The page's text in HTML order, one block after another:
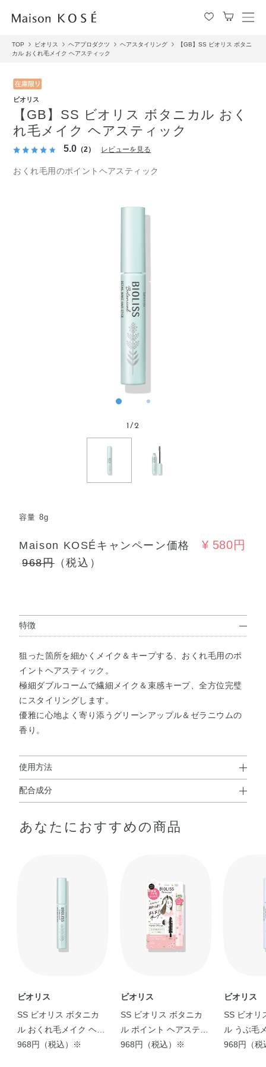
メ
ュ
TOP ビオリス ヘアプロダクツ ヘアスタイリング
【GB】SS ビオリス ボタニ
カル おくれ毛メイク ヘアスティック
ビオリス
【GB】SS ビオリス ボタニカル おく
れ毛メイク ヘアスティック
5.0 （2） レビューを見る
おくれ毛用のポイントヘアスティック
1/2
容量 8g
Maison KOSÉキャンペーン価格 ¥ 580円
968円（税込）
特徴
狙った箇所を細かくメイク＆キープする、おくれ毛用のポ
イントヘアスティック。
極細ダブルコームで繊細メイク＆束感キープ、全方位完璧
にスタイリングします。
優雅に心地よく寄り添うグリーンアップル＆ゼラニウムの
香り。
使用方法
使用方法
おくれ毛やスタイルくずれが気になる部分にブラシをなで
つけるようにして、髪に塗布し、スタイルをととのえてく
配合成分
ピノサ核油・アルテア根エキス・スイゼンジノリ多糖体・
2Na・PEG－40水添ヒマシ油・カルボマー・フェノキシエ
タノール・メチルパラベン・香料
あなたにおすすめの商品
ビオリス
SS ビオリス ボタニカ
ル おくれ毛メイク ヘア
スティック
968円（税込）※
ビオリス
SS ビオリス ボタニカ
ル ポイント ヘアスティ
ック 桜グリーンティー
968円（税込）※
ビオリス
SS ビオリ
ル うぶ毛
スカラ
968円（